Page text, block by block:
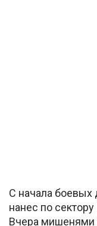
С начала боевых
нанес по
Вчера мишенями